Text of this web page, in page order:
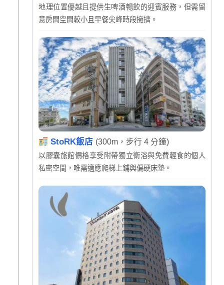
地理位置優越且提供生啤酒暢飲的迎賓服務，但需留
意房間空間較小且早餐尖峰時段擁擠。
StoRK飯店 (300m，步行 4 分鐘)
以膠囊旅館價格享受附帶獨立衛浴與免費輕食的個人
私密空間，唯需適應爬梯上鋪與偏硬床墊。